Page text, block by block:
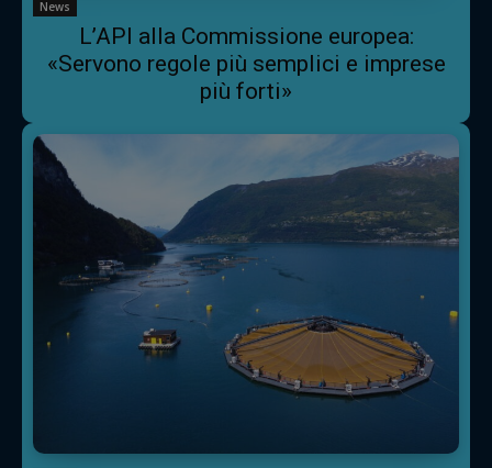
News
L’API alla Commissione europea:
«Servono regole più semplici e imprese
più forti»